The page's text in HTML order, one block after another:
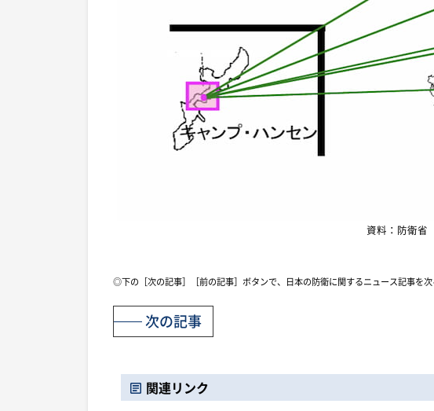
資料：防衛省
◎下の［次の記事］［前の記事］ボタンで、日本の防衛に関するニュース記事を次
次の記事
関連リンク